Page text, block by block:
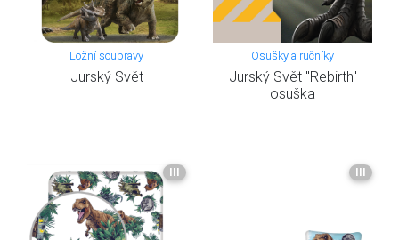
Ložní soupravy
Jurský Svět
Osušky a ručníky
Jurský Svět "Rebirth"
osuška
III III